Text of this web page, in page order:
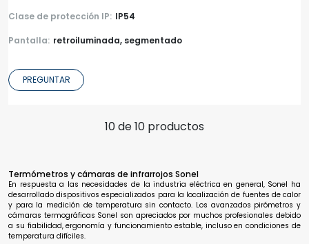
Clase de protección IP: IP54
Pantalla: retroiluminada, segmentado
PREGUNTAR
10 de 10 productos
Termómetros y cámaras de infrarrojos Sonel
En respuesta a las necesidades de la industria eléctrica en general, Sonel ha
desarrollado dispositivos especializados para la localización de fuentes de calor
y para la medición de temperatura sin contacto. Los avanzados pirómetros y
cámaras termográficas Sonel son apreciados por muchos profesionales debido
a su fiabilidad, ergonomía y funcionamiento estable, incluso en condiciones de
temperatura difíciles.